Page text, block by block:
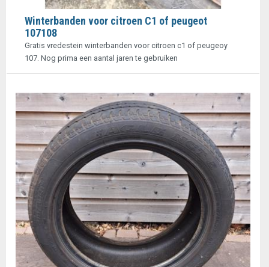
Winterbanden voor citroen C1 of peugeot
107108
Gratis vredestein winterbanden voor citroen c1 of peugeoy
107. Nog prima een aantal jaren te gebruiken